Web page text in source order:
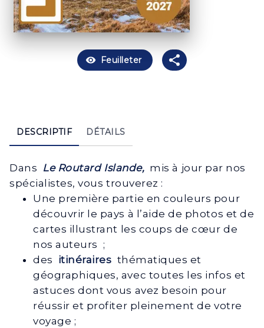
visibility Feuilleter
DESCRIPTIF DÉTAILS
Dans Le Routard Islande, mis à jour par nos
spécialistes, vous trouverez :
Une première partie en couleurs pour
découvrir le pays à l’aide de photos et de
cartes illustrant les coups de cœur de
nos auteurs ;
des itinéraires thématiques et
géographiques, avec toutes les infos et
astuces dont vous avez besoin pour
réussir et profiter pleinement de votre
voyage ;